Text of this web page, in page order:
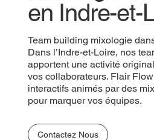
en Indre-et-
Team building mixologie
Dans l’Indre-et-Loire, nos
apportent une activité
vos collaborateurs. Flair
interactifs animés par des
pour marquer vos équipes.
Contactez Nous